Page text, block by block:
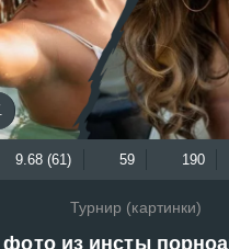
9.68 (61) 59 190
Турнир (картинки)
фото из инсты